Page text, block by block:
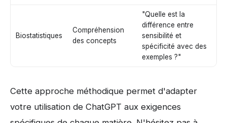
Biostatistiques
Compréhension
des concepts
"Quelle est la
différence entre
sensibilité et
spécificité avec des
exemples ?"
Cette approche méthodique permet d'adapter
votre utilisation de ChatGPT aux exigences